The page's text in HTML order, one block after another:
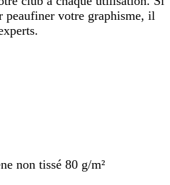
peaufiner votre graphisme, il
non tissé 80 g/m²